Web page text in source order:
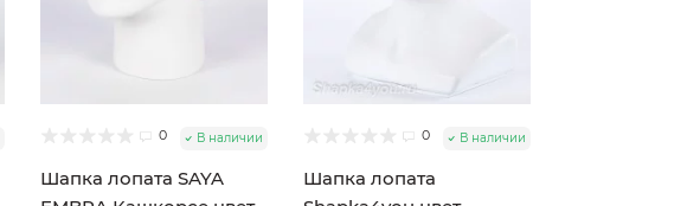
0 В наличии
Шапка лопата SAYA
0 В наличии
Шапка лопата